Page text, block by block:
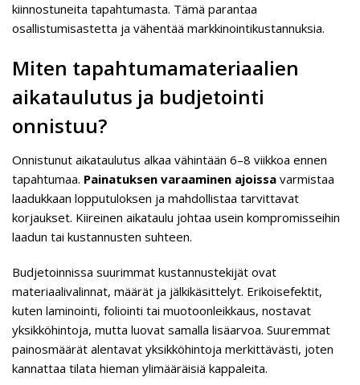
kiinnostuneita tapahtumasta. Tämä parantaa
osallistumisastetta ja vähentää markkinointikustannuksia.
Miten tapahtumamateriaalien
aikataulutus ja budjetointi
onnistuu?
Onnistunut aikataulutus alkaa vähintään 6–8 viikkoa ennen
tapahtumaa. Painatuksen varaaminen ajoissa varmistaa
laadukkaan lopputuloksen ja mahdollistaa tarvittavat
korjaukset. Kiireinen aikataulu johtaa usein kompromisseihin
laadun tai kustannusten suhteen.
Budjetoinnissa suurimmat kustannustekijät ovat
materiaalivalinnat, määrät ja jälkikäsittelyt. Erikoisefektit,
kuten laminointi, foliointi tai muotoonleikkaus, nostavat
yksikköhintoja, mutta luovat samalla lisäarvoa. Suuremmat
painosmäärät alentavat yksikköhintoja merkittävästi, joten
kannattaa tilata hieman ylimääräisiä kappaleita.